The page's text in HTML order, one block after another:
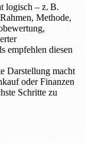
logisch – z. B.
Methode,
empfehlen diesen
Darstellung macht
oder Finanzen
Schritte zu